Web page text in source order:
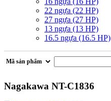
22 ngựa (22 HP)
27 ngựa (27 HP)
13 ngựa (13 HP)
16.5 ngựa (16.5 HP)
Nagakawa NT-C1836